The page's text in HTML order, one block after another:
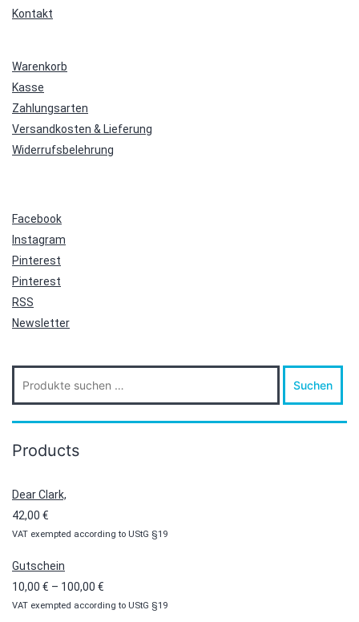
Kontakt
Warenkorb
Kasse
Zahlungsarten
Versandkosten & Lieferung
Widerrufsbelehrung
Facebook
Instagram
Pinterest
Pinterest
RSS
Newsletter
Suche
nach:
Suchen
Products
Dear Clark,
42,00 €
VAT exempted according to UStG §19
Gutschein
10,00 € – 100,00 €
10,00 €
VAT exempted according to UStG §19